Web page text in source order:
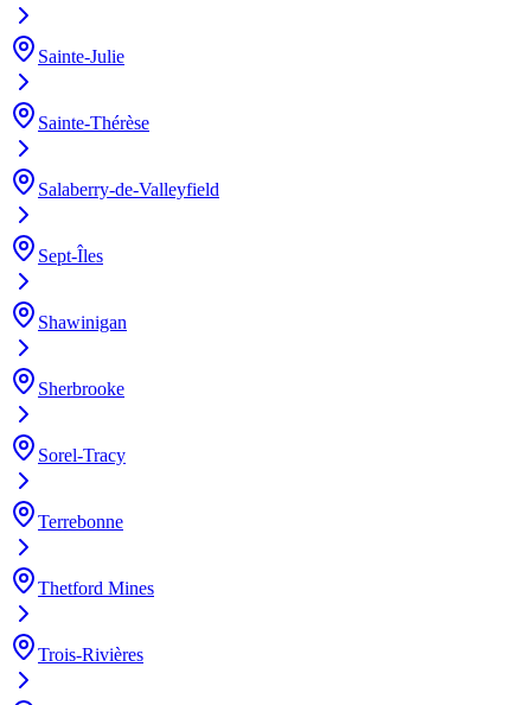
Sainte-Julie
Sainte-Thérèse
Salaberry-de-Valleyfield
Sept-Îles
Shawinigan
Sherbrooke
Sorel-Tracy
Terrebonne
Thetford Mines
Trois-Rivières